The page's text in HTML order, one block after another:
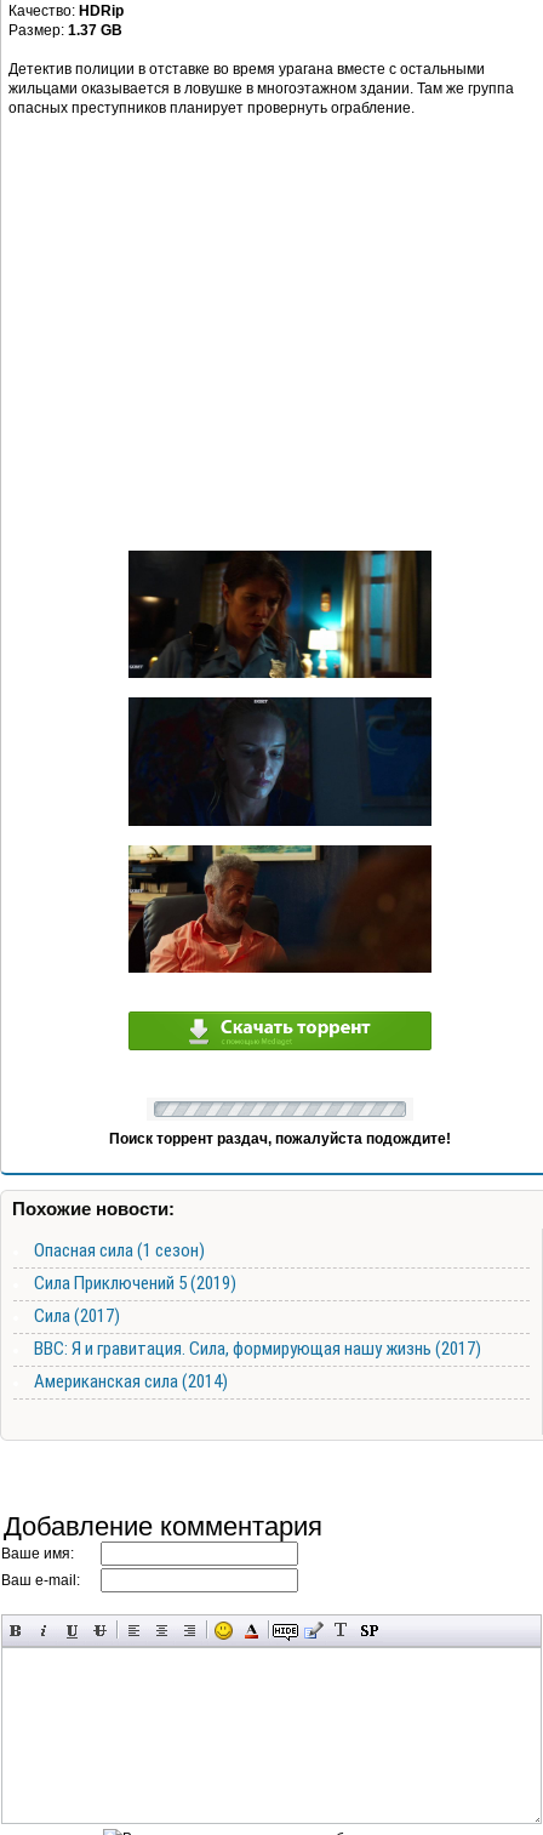
Качество: HDRip
Размер: 1.37 GB
Детектив полиции в отставке во время урагана вместе с остальными
жильцами оказывается в ловушке в многоэтажном здании. Там же группа
опасных преступников планирует провернуть ограбление.
Поиск торрент раздач, пожалуйста подождите!
Похожие новости:
Опасная сила (1 сезон)
Сила Приключений 5 (2019)
Сила (2017)
BBC: Я и гравитация. Сила, формирующая нашу жизнь (2017)
Американская сила (2014)
Добавление комментария
Ваше имя:
Ваш e-mail: